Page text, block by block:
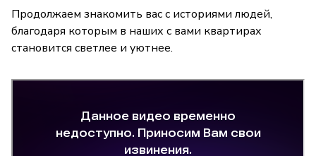
Продолжаем знакомить вас с историями людей,
благодаря которым в наших с вами квартирах
становится светлее и уютнее.